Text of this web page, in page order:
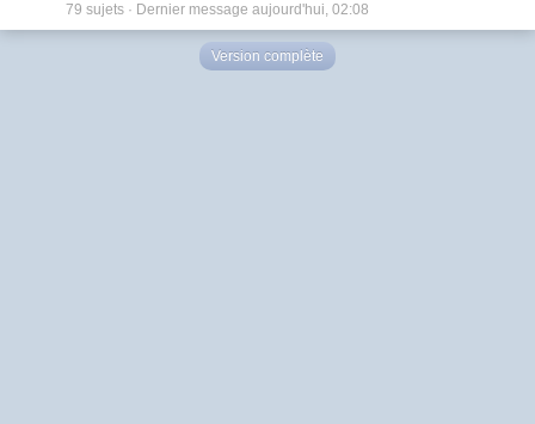
79 sujets · Dernier message aujourd'hui, 02:08
Version complète